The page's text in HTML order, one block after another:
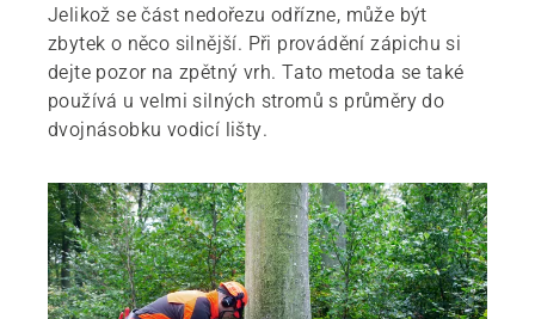
Jelikož se část nedořezu odřízne, může být
zbytek o něco silnější. Při provádění zápichu si
dejte pozor na zpětný vrh. Tato metoda se také
používá u velmi silných stromů s průměry do
dvojnásobku vodicí lišty.